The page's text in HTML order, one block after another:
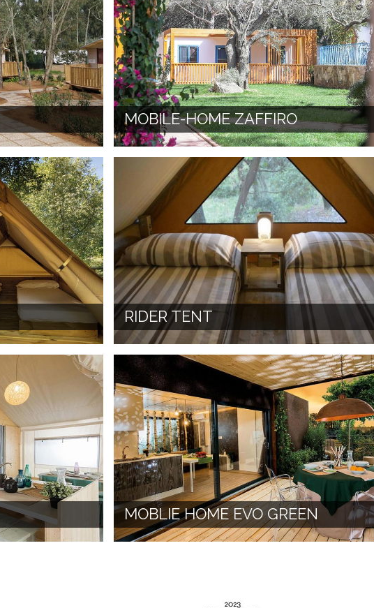
MOBILE-HOME ZAFFIRO
RIDER TENT
MOBLIE HOME EVO GREEN